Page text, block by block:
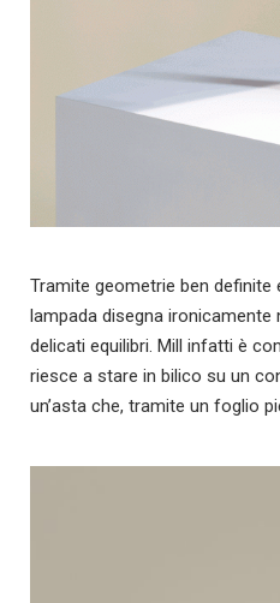
Tramite geometrie ben
lampada disegna ironicamente
delicati equilibri. Mill infatti è
riesce a stare in bilico su un
un’asta che, tramite un foglio